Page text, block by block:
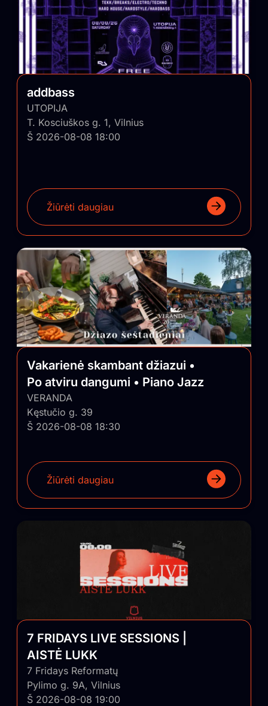
addbass
UTOPIJA
T. Kosciuškos g. 1, Vilnius
Š 2026-08-08 18:00
Žiūrėti daugiau
Vakarienė skambant džiazui •
Po atviru dangumi • Piano Jazz
VERANDA
Kęstučio g. 39
Š 2026-08-08 18:30
Žiūrėti daugiau
7 FRIDAYS LIVE SESSIONS |
AISTĖ LUKK
7 Fridays Reformatų
Pylimo g. 9A, Vilnius
Š 2026-08-08 19:00